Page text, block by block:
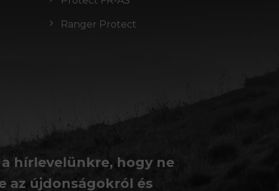
Ranger Protect
hírlevelünkre, hogy ne
az újdonságokról és